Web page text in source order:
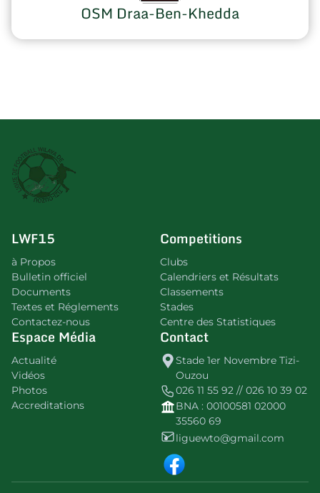
OSM Draa-Ben-Khedda
LWF15
à Propos
Bulletin officiel
Documents
Textes et Réglements
Contactez-nous
Competitions
Clubs
Calendriers et Résultats
Classements
Stades
Centre des Statistiques
Espace Média
Actualité
Vidéos
Photos
Accreditations
Contact
Stade 1er Novembre Tizi-
Ouzou
026 11 55 92 // 026 10 39 02
BNA : 00100581 02000
35560 69
liguewto@gmail.com